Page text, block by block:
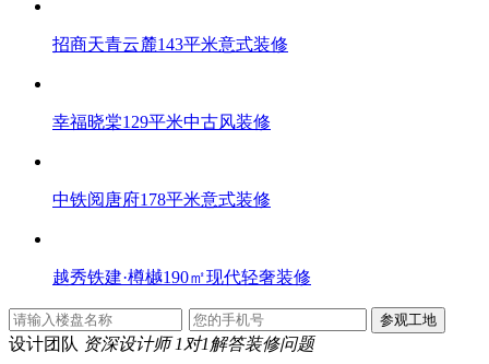
招商天青云麓143平米意式装修
幸福晓棠129平米中古风装修
中铁阅唐府178平米意式装修
越秀铁建·樽樾190㎡现代轻奢装修
设计团队 资深设计师 1对1解答装修问题